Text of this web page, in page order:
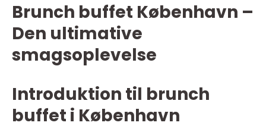
Brunch buffet København –
Den ultimative
smagsoplevelse
Introduktion til brunch
buffet i København